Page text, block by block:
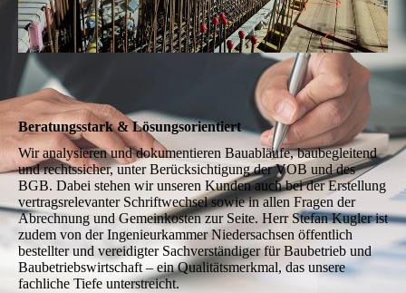
Beratungsstark & Lösungsorientiert
Wir analysieren und dokumentieren Bauabläufe, baubegleitend
und rechtssicher, unter Berücksichtigung der VOB und des
BGB. Dabei stehen wir unseren Kunden auch bei der Erstellung
vertragsrelevanter Schriftwechsel sowie in allen Fragen der
Abrechnung und Gemeinkosten zur Seite. Herr Stefan Kugler ist
zudem von der Ingenieurkammer Niedersachsen öffentlich
bestellter und vereidigter Sachverständiger für Baubetrieb und
Baubetriebswirtschaft – ein Qualitätsmerkmal, das unsere
fachliche Tiefe unterstreicht.